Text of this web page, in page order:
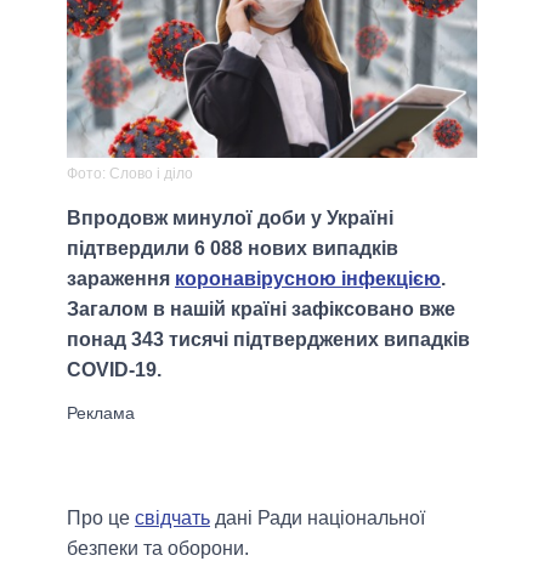
Фото: Слово і діло
Впродовж минулої доби у Україні
підтвердили 6 088 нових випадків
зараження коронавірусною інфекцією.
Загалом в нашій країні зафіксовано вже
понад 343 тисячі підтверджених випадків
COVID-19.
Про це свідчать дані Ради національної
безпеки та оборони.